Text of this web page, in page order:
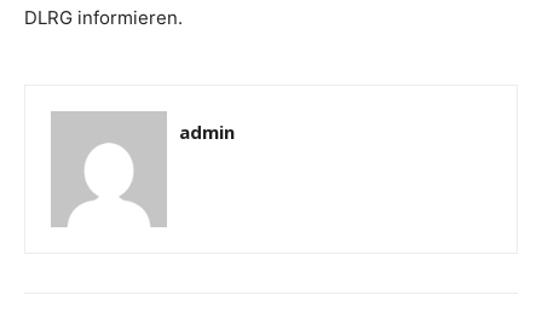
DLRG informieren.
admin